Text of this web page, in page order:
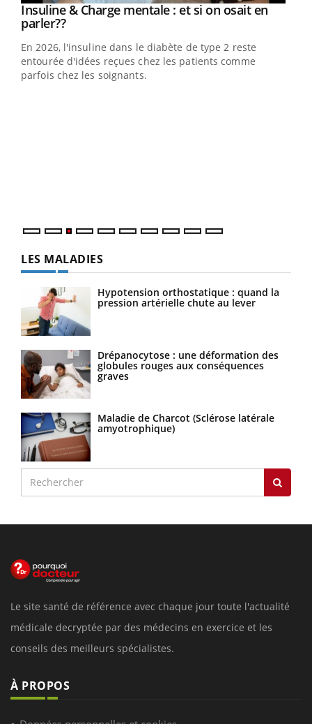
Youtube
Insuline & Charge mentale : et si on osait en
parler??Youtube
En 2026, l'insuline dans le diabète de type 2 reste
entourée d'idées reçues chez les patients comme
parfois chez les soignants.
LES MALADIES
Hypotension orthostatique : quand la
pression artérielle chute au lever
Drépanocytose : une déformation des
globules rouges aux conséquences
graves
Maladie de Charcot (Sclérose latérale
amyotrophique)
Le site santé de référence avec chaque jour toute l'actualité
médicale decryptée par des médecins en exercice et les
conseils des meilleurs spécialistes.
À PROPOS